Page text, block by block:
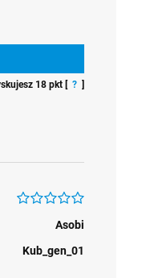
18 pkt [ ? ]
Asobi
Kub_gen_01